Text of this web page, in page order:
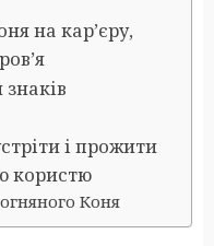
на кар’єру,
і прожити
користю
Коня